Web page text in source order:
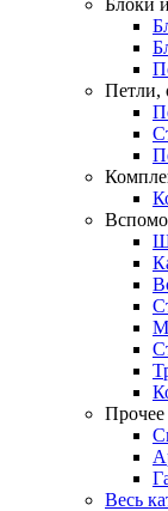
Блоки
Петли,
Прочее
Весь